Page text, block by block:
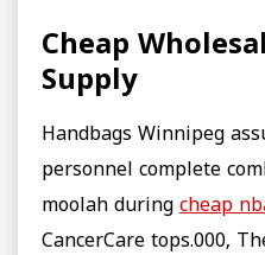
Cheap
Supply
Handbags Winnipeg
personnel complete
moolah during cheap
CancerCare tops.000,